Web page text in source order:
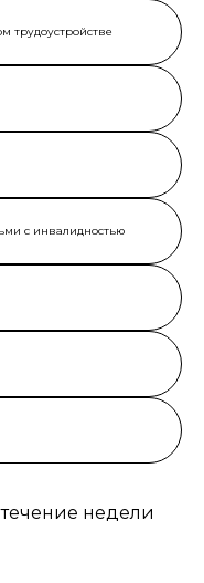
трудоустройстве
с инвалидностью
недели